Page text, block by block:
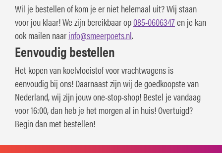
Wil je bestellen of kom je er niet helemaal uit? Wij staan
voor jou klaar! We zijn bereikbaar op085-0606347en je kan
ook mailen naarinfo@smeerpoets.nl.
Eenvoudig bestellen
Het kopen van koelvloeistof voor vrachtwagens is
eenvoudig bij ons! Daarnaast zijn wij de goedkoopste van
Nederland, wij zijn jouw one-stop-shop! Bestel je vandaag
voor 16:00, dan heb je het morgen al in huis! Overtuigd?
Begin dan met bestellen!